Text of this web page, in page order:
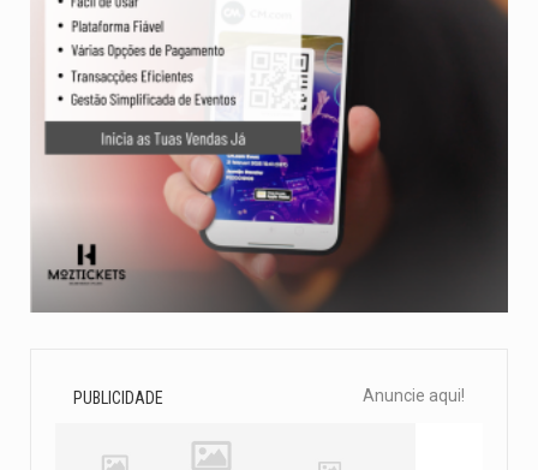
PUBLICIDADE Anuncie aqui!